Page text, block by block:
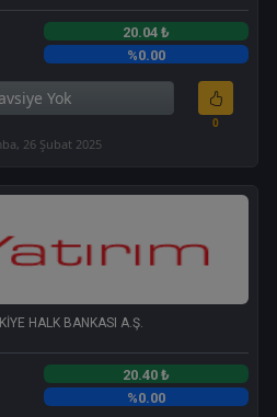
20.04 ₺
%0.00
Yok
0
26 Şubat 2025
HALK BANKASI A.Ş.
20.40 ₺
%0.00